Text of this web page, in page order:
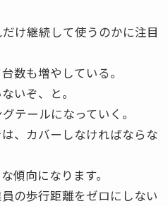
け継続して使うのかに注目
数も増やしている。
いぞ、と。
テールになっていく。
、カバーしなければならな
傾向になります。
の歩行距離をゼロにしない